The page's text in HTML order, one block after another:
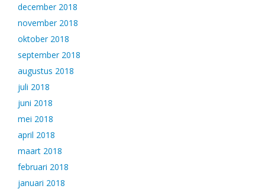
december 2018
november 2018
oktober 2018
september 2018
augustus 2018
juli 2018
juni 2018
mei 2018
april 2018
maart 2018
februari 2018
januari 2018